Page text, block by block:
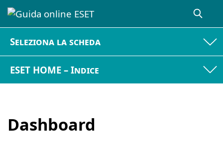
Seleziona la scheda
ESET HOME – Indice
Dashboard